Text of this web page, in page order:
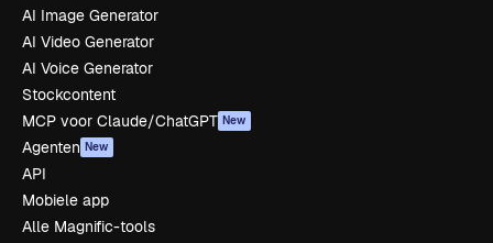
AI Image Generator
AI Video Generator
AI Voice Generator
Stockcontent
MCP voor Claude/ChatGPT New
Agenten New
API
Mobiele app
Alle Magnific-tools